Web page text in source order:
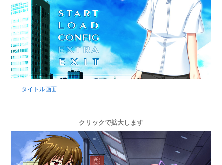
タイトル画面
クリックで拡大します